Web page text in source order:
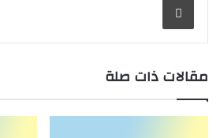
مقالات ذات صلة